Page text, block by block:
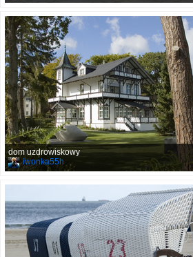
dom uzdrowiskowy
iwonka55h